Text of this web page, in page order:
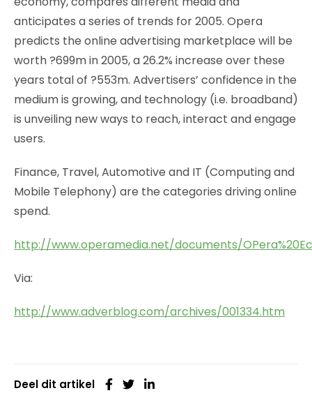
anticipates a series of trends for 2005. Opera
predicts the online advertising marketplace will be
worth ?699m in 2005, a 26.2% increase over these
years total of ?553m. Advertisers’ confidence in the
medium is growing, and technology (i.e. broadband)
is unveiling new ways to reach, interact and engage
users.
Finance, Travel, Automotive and IT (Computing and
Mobile Telephony) are the categories driving online
spend.
http://www.operamedia.net/documents/
Via:
http://www.adverblog.com/archives/001334.htm
Deel dit artikel